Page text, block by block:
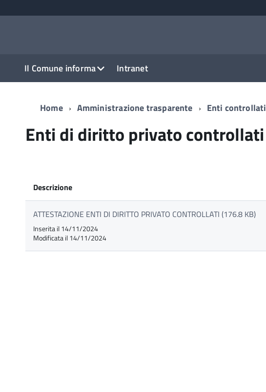
Il Comune informa Intranet
Home Amministrazione trasparente Enti controllati
Enti di diritto privato controllati
Descrizione
ATTESTAZIONE ENTI DI DIRITTO PRIVATO CONTROLLATI (176.8 KB)
Inserita il 14/11/2024
Modificata il 14/11/2024